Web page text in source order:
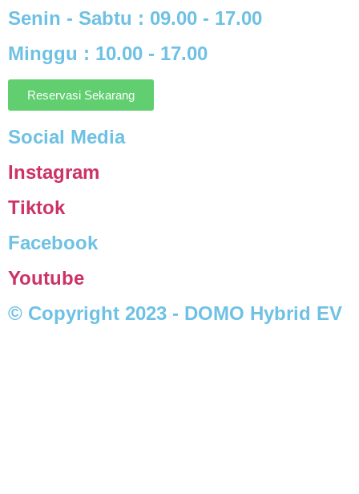
Senin - Sabtu : 09.00 - 17.00
Minggu : 10.00 - 17.00
Reservasi Sekarang
Social Media
Instagram
Tiktok
Facebook
Youtube
© Copyright 2023 - DOMO Hybrid EV